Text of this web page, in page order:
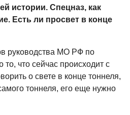
истории. Спецназ, как
Есть ли просвет в конце
руководства МО РФ по
что сейчас происходит с
о свете в конце тоннеля,
тоннеля, его еще нужно